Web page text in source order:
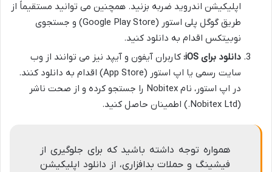
اپلیکیشن اندروید ضربه بزنید. همچنین می توانید مستقیماً از
طریق گوگل پلی استور (Google Play Store) و جستجوی
نوبیتکس اقدام به دانلود کنید.
دانلود برای iOS:
کاربران آیفون و آیپد نیز می توانند از وب
سایت رسمی یا اپ استور (App Store) اقدام به دانلود کنند.
در اپ استور، نام Nobitex را جستجو کرده و از صحت ناشر
(Nobitex Ltd.) اطمینان حاصل کنید.
همواره توجه داشته باشید که برای جلوگیری از
فیشینگ و حملات بدافزاری، از دانلود اپلیکیشن